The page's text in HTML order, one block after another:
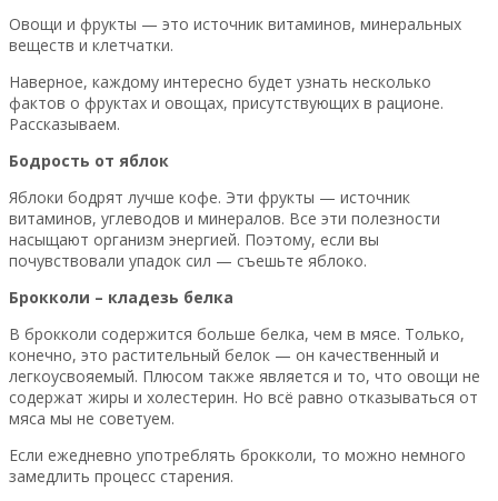
Овощи и фрукты — это источник витаминов, минеральных
веществ и клетчатки.
Наверное, каждому интересно будет узнать несколько
фактов о фруктах и овощах, присутствующих в рационе.
Рассказываем.
Бодрость от яблок
Яблоки бодрят лучше кофе. Эти фрукты — источник
витаминов, углеводов и минералов. Все эти полезности
насыщают организм энергией. Поэтому, если вы
почувствовали упадок сил — съешьте яблоко.
Брокколи – кладезь белка
В брокколи содержится больше белка, чем в мясе. Только,
конечно, это растительный белок — он качественный и
легкоусвояемый. Плюсом также является и то, что овощи не
содержат жиры и холестерин. Но всё равно отказываться от
мяса мы не советуем.
Если ежедневно употреблять брокколи, то можно немного
замедлить процесс старения.